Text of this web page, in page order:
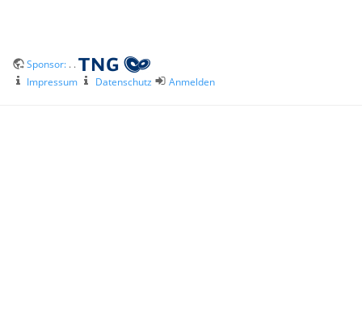
Sponsor: . .
Impressum
Datenschutz Anmelden